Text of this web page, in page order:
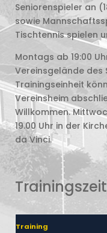
Seniorenspieler an
sowie
Tischtennis spielen
Montags ab 19:00
Vereinsgelände des
Trainingseinheit
Vereinsheim
Willkommen.
19.00 Uhr in der
da Vinci.
Training